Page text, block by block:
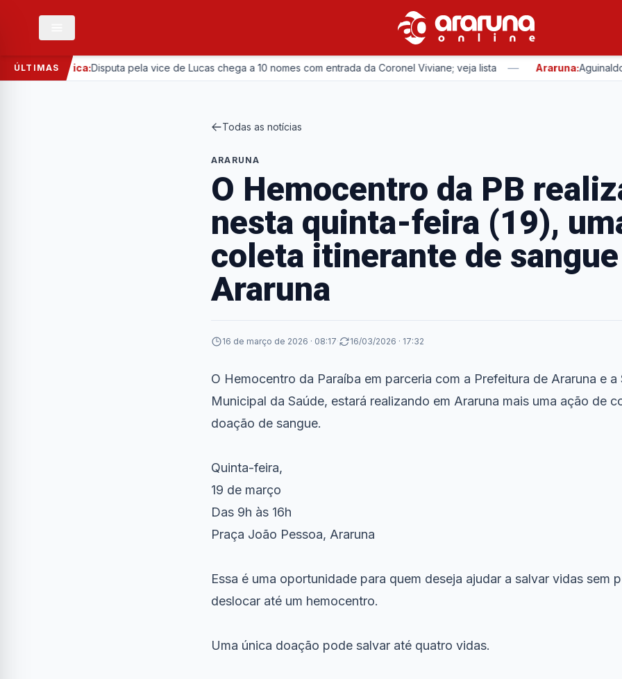
ÚLTIMAS
— Política:Disputa pela vice de Lucas chega a 10 nomes com entrada da Coronel Viviane; veja lista — Araruna:Aguinaldo
Todas as notícias
ARARUNA
O Hemocentro da PB
nesta quinta-feira (19),
coleta itinerante de
Araruna
16 de março de 2026 · 08:17· 16/03/2026 · 17:32
O Hemocentro da Paraíba em parceria com a Prefeitura de Araruna e a
Municipal da Saúde, estará realizando em Araruna mais uma ação de
doação de sangue.
Quinta-feira,
19 de março
Das 9h às 16h
Praça João Pessoa, Araruna
Essa é uma oportunidade para quem deseja ajudar a salvar vidas sem
deslocar até um hemocentro.
Uma única doação pode salvar até quatro vidas.